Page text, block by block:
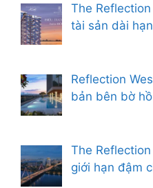
The
tài sản dài hạn
Reflection
bản bên bờ
The
giới hạn đậm